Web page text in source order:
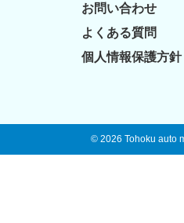
お問い合わせ
よくある質問
個人情報保護方針
© 2026 Tohoku auto